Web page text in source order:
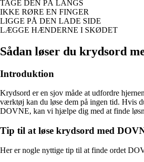
TAGE DEN PÅ LANGS
IKKE RØRE EN FINGER
LIGGE PÅ DEN LADE SIDE
LÆGGE HÆNDERNE I SKØDET
Sådan løser du krydsord
Introduktion
Krydsord er en sjov måde at udfordre
værktøj kan du løse dem på ingen tid. Hvis
DOVNE, kan vi hjælpe dig med at finde
Tip til at løse krydsord med
Her er nogle nyttige tip til at finde ordet